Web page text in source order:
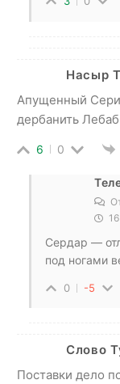
Насыр
Апущенный
дербанить
6 0
Сердар —
под ногами
0 -5
Слово
Поставки дело